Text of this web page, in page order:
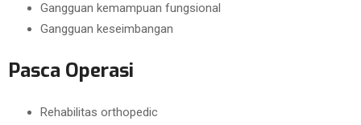
Gangguan kemampuan fungsional
Gangguan keseimbangan
Pasca Operasi
Rehabilitas orthopedic